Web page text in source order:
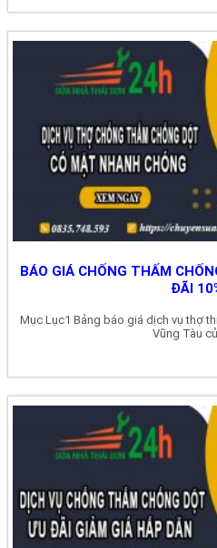
BÁO GIÁ CHỐNG THẤM
ĐÃI
Mục Lục1 Bảng báo giá dịch vụ thợ
Vũng Tàu